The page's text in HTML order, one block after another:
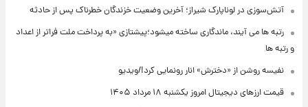
آتش‌سوزی در لوناپارک شیراز؛ آخرین وضعیت خزندگان خطرناک پس از حادثه
رتبه ها می آیند، ماندگاری ساخته میشود؛پیشتازی «به پرداخت ملت فراتر از اعداد
و رتبه ها
نفیسه روشن از «دخترش» انار رونمایی کرد!/ویدیو
قیمت ارزهای دیجیتال امروز یکشنبه ۱۸ مرداد ۱۴۰۵